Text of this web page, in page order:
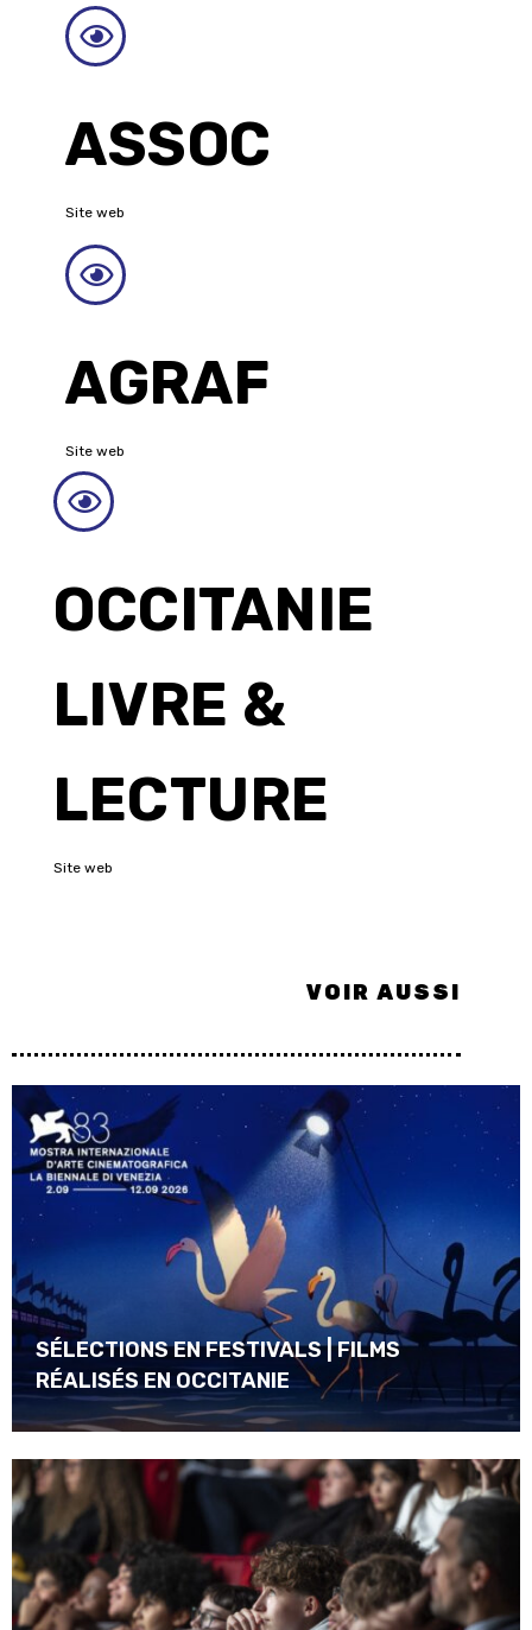
ASSOC
Site web
AGRAF
Site web
OCCITANIE
LIVRE &
LECTURE
Site web
VOIR AUSSI
SÉLECTIONS EN FESTIVALS | FILMS
RÉALISÉS EN OCCITANIE